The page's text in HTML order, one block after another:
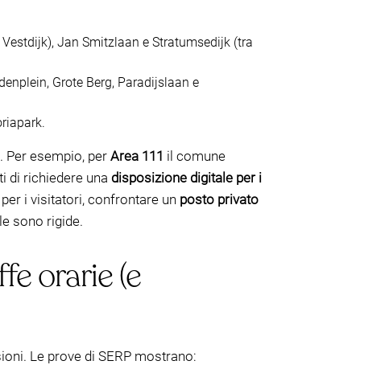
Jan Smitzlaan e Stratumsedijk (tra
Grote Berg, Paradijslaan e
Per esempio, perArea 111 il comune
di richiedere una disposizione digitale per i
i visitatori, confrontare un posto privato
sono rigide.
orarie (e
Le prove di SERP mostrano: